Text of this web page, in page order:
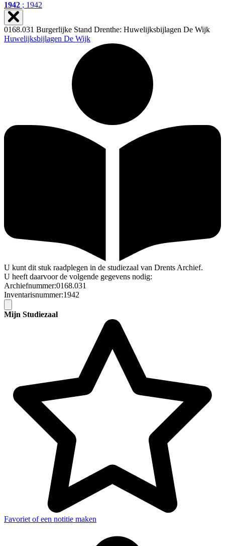
1942 ; 1942
0168.031 Burgerlijke Stand Drenthe: Huwelijksbijlagen De Wijk
Huwelijksbijlagen De Wijk
U kunt dit stuk raadplegen in de studiezaal van Drents Archief.
U heeft daarvoor de volgende gegevens nodig:
Archiefnummer:0168.031
Inventarisnummer:1942
Mijn Studiezaal
Favoriet of een notitie maken